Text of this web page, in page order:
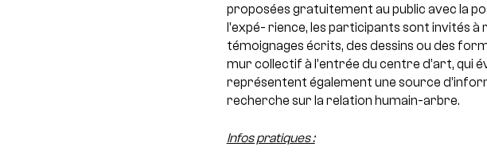
proposées gratuitement au public avec la
l’expé- rience, les participants sont invités
témoignages écrits, des dessins ou des
mur collectif à l’entrée du centre d’art, qui
représentent également une source
recherche sur la relation humain-arbre.
Infos pratiques :